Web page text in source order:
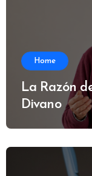
Home
La Razón
Divano